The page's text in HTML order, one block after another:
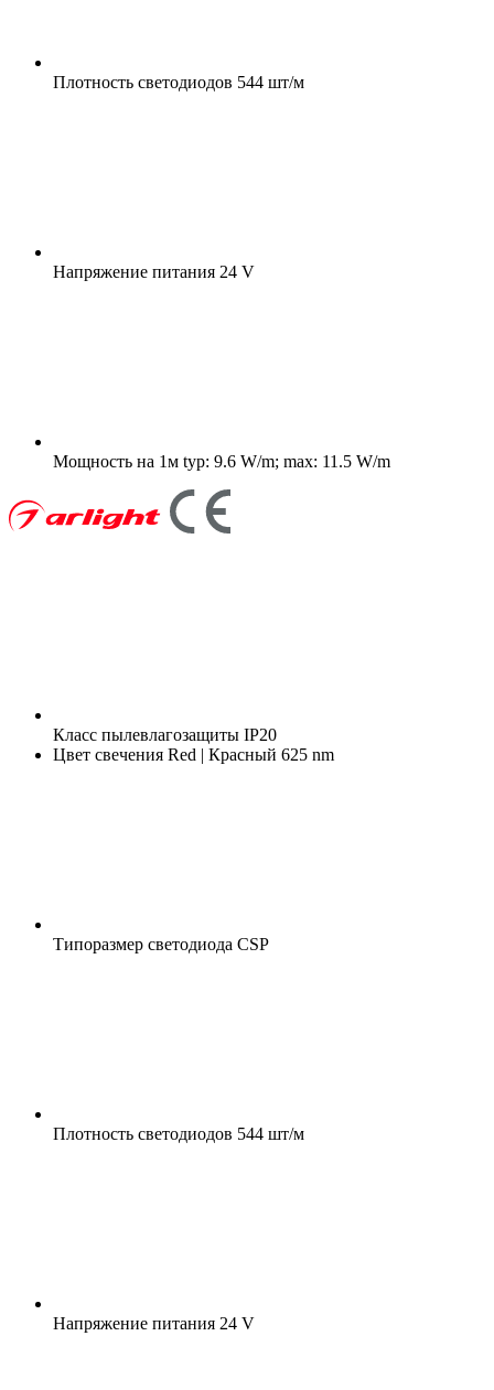
Плотность светодиодов 544 шт/м
Напряжение питания 24 V
Мощность на 1м typ: 9.6 W/m; max: 11.5 W/m
Класс пылевлагозащиты IP20
Цвет свечения Red | Красный 625 nm
Типоразмер светодиода CSP
Плотность светодиодов 544 шт/м
Напряжение питания 24 V